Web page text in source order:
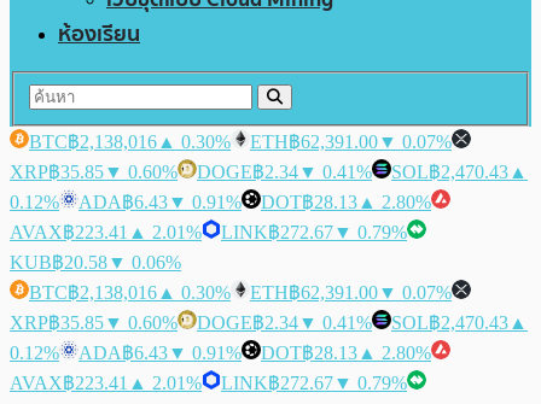
ห้องเรียน
BTC฿2,138,016 ▲ 0.30% ETH฿62,391.00▼ 0.07%
XRP฿35.85▼ 0.60% DOGE฿2.34▼ 0.41% SOL฿2,470.43 ▲
0.12%
ADA฿6.43▼ 0.91% DOT฿28.13 ▲ 2.80%
AVAX฿223.41 ▲ 2.01% LINK฿272.67▼ 0.79%
KUB฿20.58▼ 0.06%
BTC฿2,138,016 ▲ 0.30% ETH฿62,391.00▼ 0.07%
XRP฿35.85▼ 0.60% DOGE฿2.34▼ 0.41% SOL฿2,470.43 ▲
0.12%
ADA฿6.43▼ 0.91% DOT฿28.13 ▲ 2.80%
AVAX฿223.41 ▲ 2.01% LINK฿272.67▼ 0.79%